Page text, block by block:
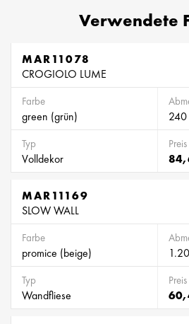
Verwendete
MAR11078
CROGIOLO LUME
Farbe
green (grün)
Typ
Volldekor
MAR11169
SLOW WALL
Farbe
promice (beige)
Typ
Wandfliese